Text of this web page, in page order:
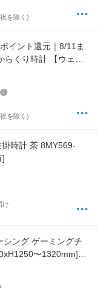
を除く)
イント還元｜8/11ま
くり時計 【ウェー
ル模様 RE559H [電
を除く)
時計 茶 8MY569-
]
け
シング ゲーミングチ
〜1320mm]
GREEN/V2 [アームレ
/ロッキングあり /